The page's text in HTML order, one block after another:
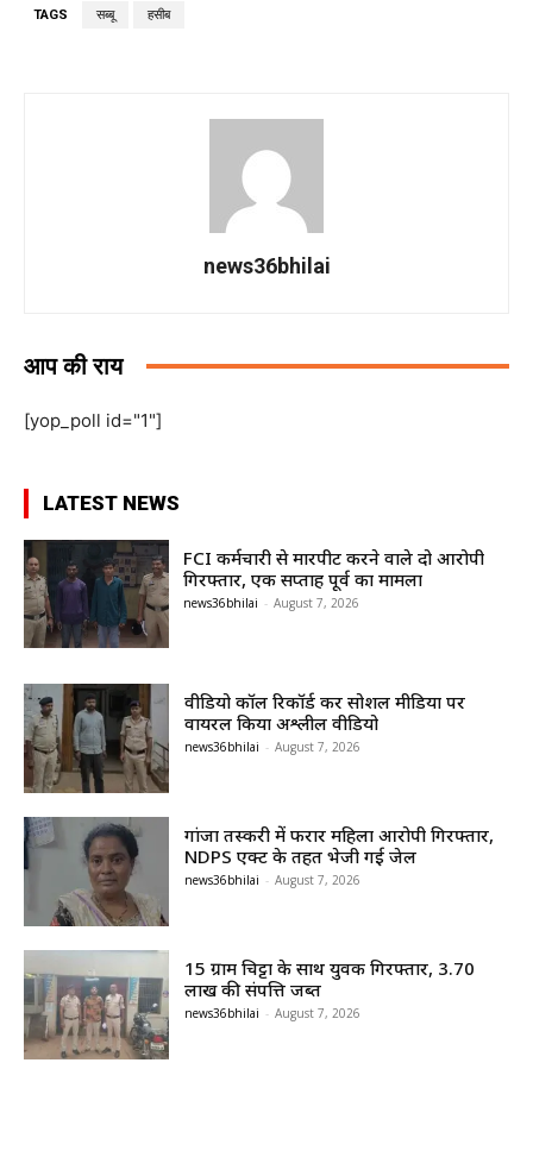
TAGS सब्बू हसीब
news36bhilai
आप की राय
[yop_poll id="1"]
LATEST NEWS
FCI कर्मचारी से मारपीट करने वाले दो आरोपी
गिरफ्तार, एक सप्ताह पूर्व का मामला
news36bhilai - August 7, 2026
वीडियो कॉल रिकॉर्ड कर सोशल मीडिया पर
वायरल किया अश्लील वीडियो
news36bhilai - August 7, 2026
गांजा तस्करी में फरार महिला आरोपी गिरफ्तार,
NDPS एक्ट के तहत भेजी गई जेल
news36bhilai - August 7, 2026
15 ग्राम चिट्टा के साथ युवक गिरफ्तार, 3.70
लाख की संपत्ति जब्त
news36bhilai - August 7, 2026